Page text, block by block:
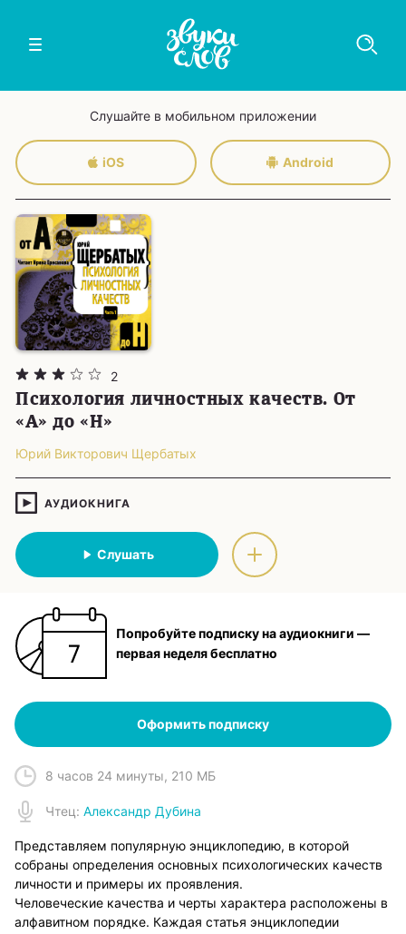
Слушайте в мобильном приложении
iOS Android
2
Психология личностных качеств. От
«А» до «Н»
Юрий Викторович Щербатых
АУДИОКНИГА
Слушать
Попробуйте подписку на аудиокниги —
первая неделя бесплатно
Оформить подписку
8 часов 24 минуты, 210 МБ
Чтец: Александр Дубина
Представляем популярную энциклопедию, в которой
собраны определения основных психологических качеств
личности и примеры их проявления.
Человеческие качества и черты характера расположены в
алфавитном порядке. Каждая статья энциклопедии